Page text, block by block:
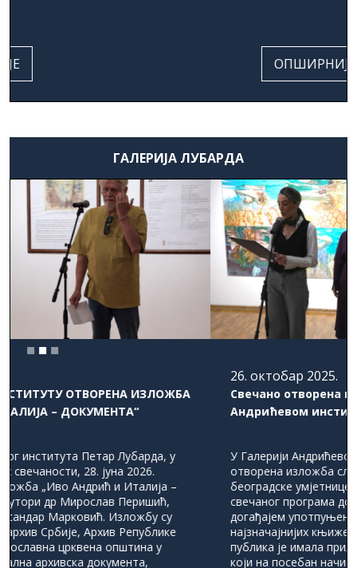
ГАЛЕРИЈА ЛУБАРДА
26. октобар 2025.
Свечано отворена изложба „Женски принцип“ у
Андрићевом институту
отворена изложба слика „Женски принцип“
београдске умјетнице Иване Живић, у оквиру
свечаног програма додјеле Андрићеве награде. Овим
догађајем употпуњена је прослава једне од
најзначајнијих књижевних награда у региону, а
публика је имала прилику да први пут види радове
који на посебан начин спајају ликовно и поетско.
Ивана Живић, рођена […]